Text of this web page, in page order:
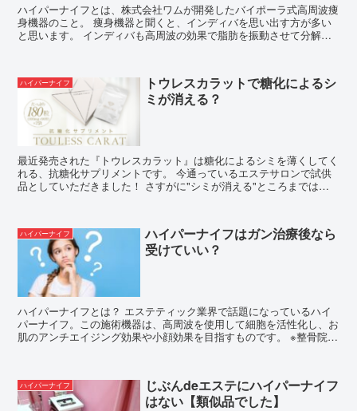
ハイパーナイフとは、株式会社ワムが開発したバイポーラ式高周波痩
身機器のこと。 痩身機器と聞くと、インディバを思い出す方が多い
と思います。 インディバも高周波の効果で脂肪を振動させて分解す
ハイパーナイフ
トウレスカラットで糖化によるシ
ミが消える？
最近発売された『トウレスカラット』は糖化によるシミを薄くしてく
れる、抗糖化サプリメントです。 今通っているエステサロンで試供
品としていただきました！ さすがに"シミが消える"ところまではい
ハイパーナイフ
ハイパーナイフはガン治療後なら
受けていい？
ハイパーナイフとは？ エステティック業界で話題になっているハイ
パーナイフ。この施術機器は、高周波を使用して細胞を活性化し、お
肌のアンチエイジング効果や小顔効果を目指すものです。 ※整骨院・
ハイパーナイフ
じぶんdeエステにハイパーナイフ
はない【類似品でした】